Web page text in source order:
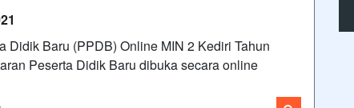
Baru (PPDB) Online MIN 2 Kediri Tahun
Peserta Didik Baru dibuka secara online